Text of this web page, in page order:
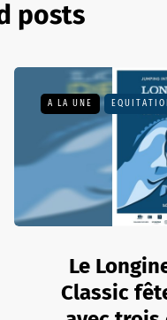
posts
A LA UNE
Le
Classic